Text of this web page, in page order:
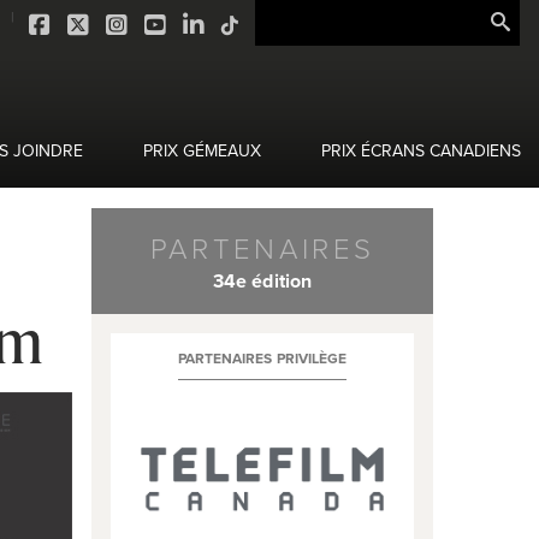
JOINDRE PRIX GÉMEAUX PRIX ÉCRANS CANADIENS
PARTENAIRES
34e édition
PARTENAIRES PRIVILÈGE